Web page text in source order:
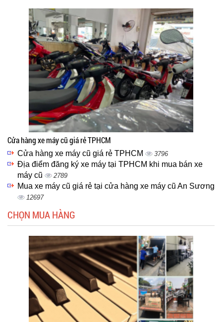
Cửa hàng xe máy cũ giá rẻ TPHCM
Cửa hàng xe máy cũ giá rẻ TPHCM 3796
Địa điểm đăng ký xe máy tại TPHCM khi mua bán xe
máy cũ
2789
Mua xe máy cũ giá rẻ tại cửa hàng xe máy cũ An Sương
12697
CHỌN MUA HÀNG